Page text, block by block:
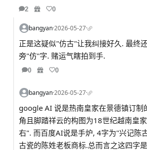
2 0
bangyan·2026-05-27·
正是这疑似"仿古"让我纠接好久. 最终
旁"仿"字. 赌运气瞎拍到手.
0 0
bangyan·2026-05-27·
google AI 说是热南皇家在景德镇订制
角且脚踏祥云的构图为18世纪越南皇
右". 而百度AI说是手炉, 4字为"兴记陈
古瓷的陈姓老板商标.总而言之这四字